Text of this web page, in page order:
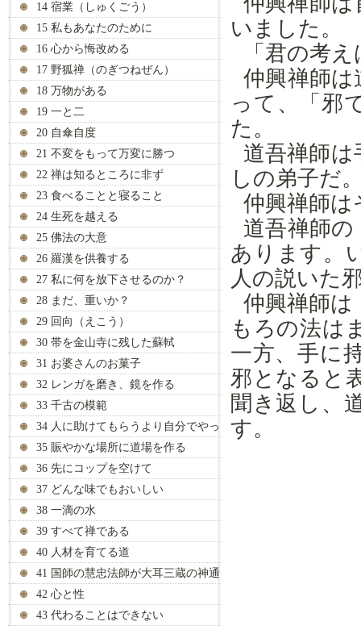
14 宿業（しゅくごう）
15 私もあなたのために
16 心から悔改める
17 野狐禅（のぎつねぜん）
18 万物がある
19 一と二
20 自傘自度
21 不変をもって万変に勝つ
22 禅は知るところに非ず
23 食べることと寝ること
24 生死を越える
25 佛法の大意
26 羅漢を供養する
27 私に何を放下させるのか？
28 まだ、重いか？
29 回向（えこう）
30 帯を金山寺に残した蘇軾
31 お婆さんのお菓子
32 レンガを磨き、鏡を作る
33 千古の模範
34 人に助けてもらうより自分でやっ
35 賑やかな場所に道場を作る
36 先にコップを空けて
37 どんな味でもおいしい
38 一滴の水
39 すべて禅である
40 人材を育てる道
41 国師の慧忠法師が大耳三蔵の神通
力を見抜く42 心と性
43 代わることはできない
いました。
「君の考
仲興禅師
って、「邪
た。
道吾禅師
しの弟子だ
仲興禅師
道吾禅師
あります。
人の説いた
仲興禅師
もろの法は
一方、手に
邪となると
聞き返し、
す。